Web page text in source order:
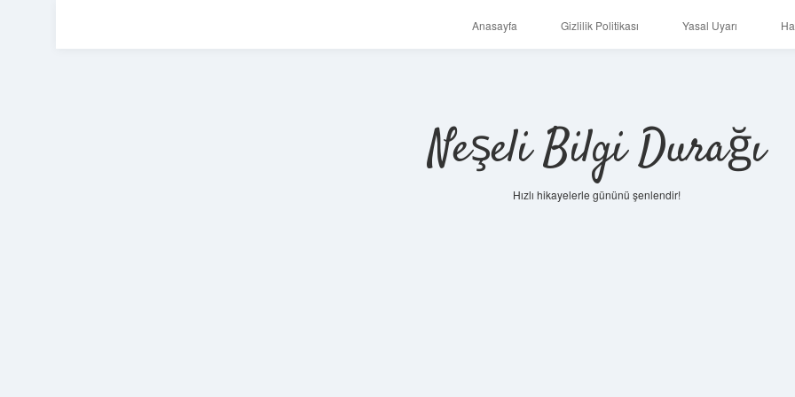
Anasayfa Gizlilik Politikası Yasal Uyarı
Neşeli Bilgi Durağı
Hızlı hikayelerle gününü şenlendir!